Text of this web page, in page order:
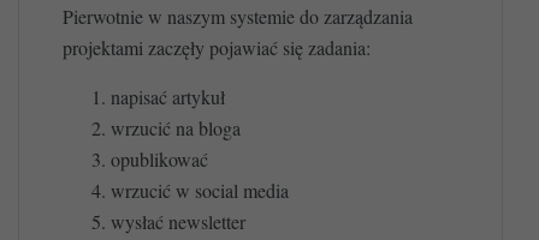
Pierwotnie w naszym systemie do zarządzania
projektami zaczęły pojawiać się zadania:
napisać artykuł
wrzucić na bloga
opublikować
wrzucić w social media
wysłać newsletter